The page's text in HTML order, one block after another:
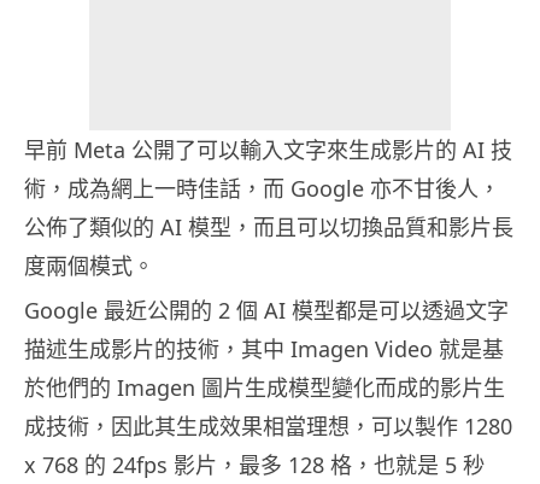
早前 Meta 公開了可以輸入文字來生成影片的 AI 技
術，成為網上一時佳話，而 Google 亦不甘後人，
公佈了類似的 AI 模型，而且可以切換品質和影片長
度兩個模式。
Google 最近公開的 2 個 AI 模型都是可以透過文字
描述生成影片的技術，其中 Imagen Video 就是基
於他們的 Imagen 圖片生成模型變化而成的影片生
成技術，因此其生成效果相當理想，可以製作 1280
x 768 的 24fps 影片，最多 128 格，也就是 5 秒